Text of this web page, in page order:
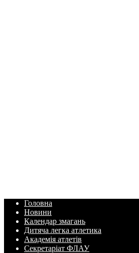
Головна
Новини
Календар змагань
Дитяча легка атлетика
Академія атлетів
Секретаріат ФЛАУ